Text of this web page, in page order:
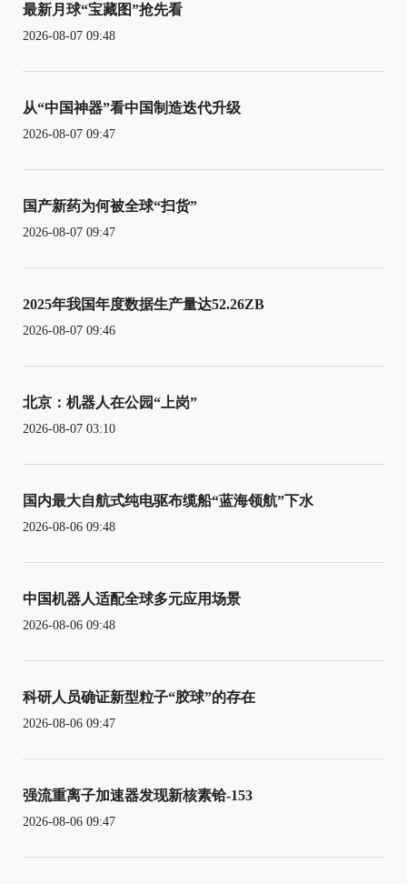
最新月球“宝藏图”抢先看
2026-08-07 09:48
从“中国神器”看中国制造迭代升级
2026-08-07 09:47
国产新药为何被全球“扫货”
2026-08-07 09:47
2025年我国年度数据生产量达52.26ZB
2026-08-07 09:46
北京：机器人在公园“上岗”
2026-08-07 03:10
国内最大自航式纯电驱布缆船“蓝海领航”下水
2026-08-06 09:48
中国机器人适配全球多元应用场景
2026-08-06 09:48
科研人员确证新型粒子“胶球”的存在
2026-08-06 09:47
强流重离子加速器发现新核素铪-153
2026-08-06 09:47